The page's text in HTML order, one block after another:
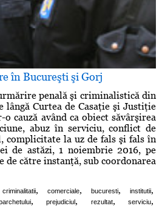
în Bucureşti şi Gorj
penală şi criminalistică din
lângă Curtea de Casaţie şi Justiţie
cauză având ca obiect săvârşirea
abuz în serviciu, conflict de
complicitate la uz de fals şi fals în
de astăzi, 1 noiembrie 2016, pe
de către instanţă, sub coordonarea
criminalitatii, comerciale, bucuresti, institutii,
, prejudiciul , rezultat, serviciu,